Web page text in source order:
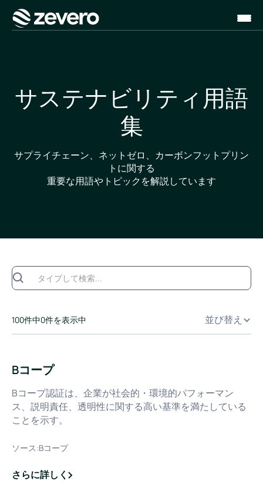
ホーム
サステナビリティ用語
集
サプライチェーン、ネットゼロ、カーボンフットプリン
トに関する
重要な用語やトピックを解説しています
100件中0件を表示中 並び替え
Bコープ
Bコープ認証は、企業が社会的・環境的パフォーマン
ス、説明責任、透明性に関する高い基準を満たしている
ことを示す。
ソース:Bコープ
さらに詳しく
about
Bコープ